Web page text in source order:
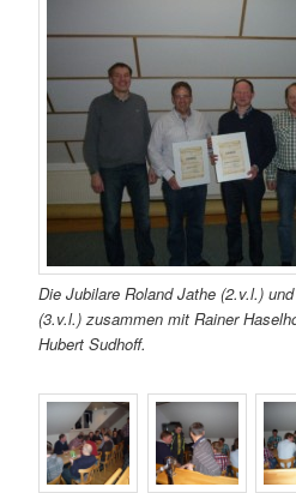
Die Jubilare Roland Jathe (2.v.l.)
(3.v.l.) zusammen mit Rainer
Hubert Sudhoff.